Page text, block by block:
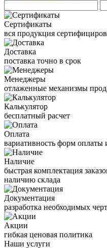
Сертификаты
вся продукция
Доставка
поставка точно в срок
Менеджеры
отлаженные механизмы
Калькулятор
бесплатный расчет
Оплата
вариативность форм оплаты
Наличие
быстрая комплектация
наличию склада
Документация
разработка необходимых
Акции
гибкая ценовая политика
Наши услуги